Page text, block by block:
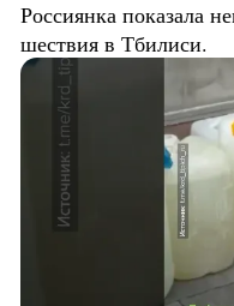
Россиянка показала
шествия в Тбилиси.